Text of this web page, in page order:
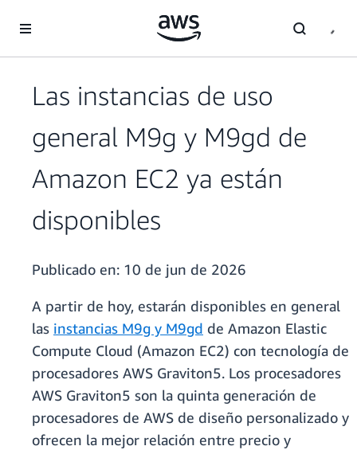
Las instancias de uso
general M9g y M9gd de
Amazon EC2 ya están
disponibles
Publicado en: 10 de jun de 2026
A partir de hoy, estarán disponibles en general
las instancias M9g y M9gd de Amazon Elastic
Compute Cloud (Amazon EC2) con tecnología de
procesadores AWS Graviton5. Los procesadores
AWS Graviton5 son la quinta generación de
procesadores de AWS de diseño personalizado y
ofrecen la mejor relación entre precio y